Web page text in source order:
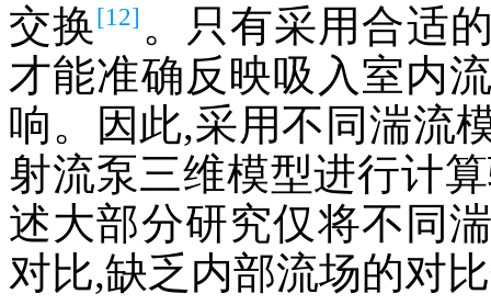
交换[12] 。只有采用合适
才能准确反映吸入室内
响。因此,采用不同湍流
射流泵三维模型进行计
述大部分研究仅将不同
对比,缺乏内部流场的对